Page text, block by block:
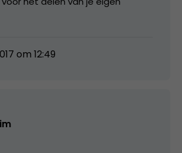
om 12:49